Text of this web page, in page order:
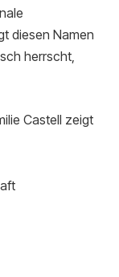
diesen Namen
herrscht,
Castell zeigt